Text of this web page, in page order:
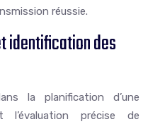
réussie.
identification des
la planification d’une
l’évaluation précise de